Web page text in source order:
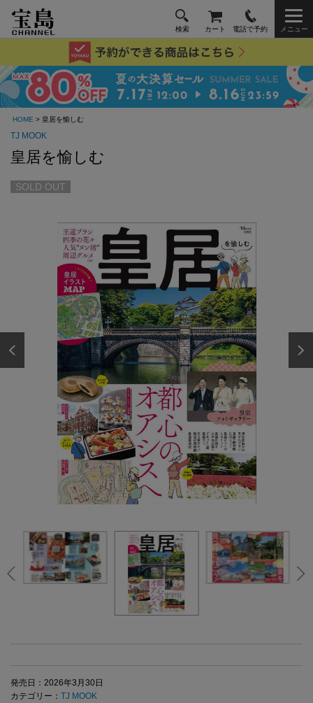
検索 カート 電話で予約 メニュー
HOME > 皇居を愉しむ
TJ MOOK
皇居を愉しむ
SOLD OUT
発売日：2026年3月30日
カテゴリー： TJ MOOK